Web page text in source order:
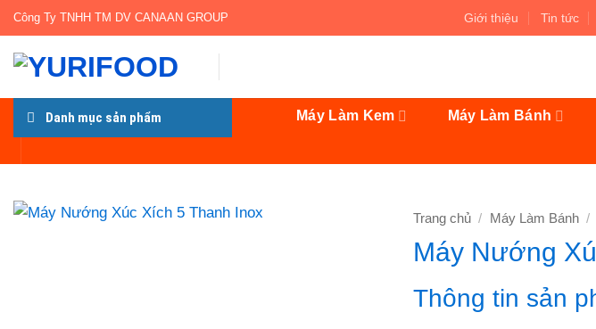
Bỏ
qua
nội
Công Ty TNHH TM DV CANAAN GROUP Giới thiệu Tin tức
Danh mục sản phẩm Máy Làm Kem Máy Làm Bánh
Trang chủ / Máy Làm Bánh /
Máy Nướng
Thông tin sản